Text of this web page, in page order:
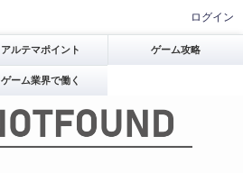
ログイン
アルテマポイント ゲーム攻略
ゲーム業界で働く